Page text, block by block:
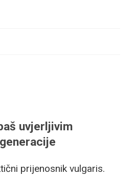
uvjerljivim
prijenosnik vulgaris.